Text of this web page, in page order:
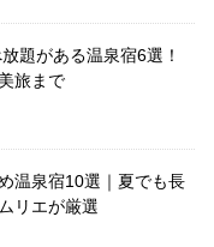
題がある温泉宿6選！
旅まで
温泉宿10選｜夏でも長
リエが厳選